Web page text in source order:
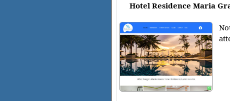
Hotel Residence Maria